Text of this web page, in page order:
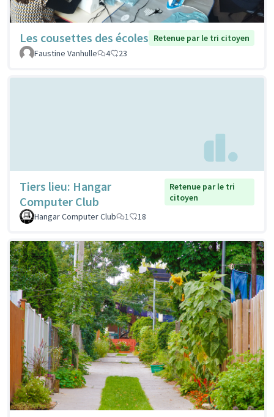
Les cousettes des écoles Retenue par le tri citoyen
Faustine Vanhulle
4 23
Tiers lieu: Hangar
Computer Club
Retenue par le tri
citoyen
Hangar Computer Club
1 18